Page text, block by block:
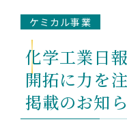
サステナビリティ
投資家情報
採用情報
ケミカル事業
化学工業日
開拓に力を
掲載のお知